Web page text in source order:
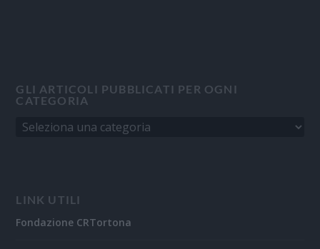
GLI ARTICOLI PUBBLICATI PER OGNI
CATEGORIA
LINK UTILI
Fondazione CRTortona